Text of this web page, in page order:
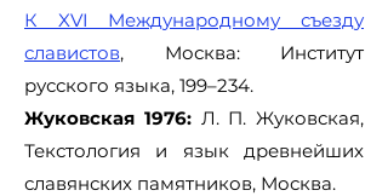
К XVI Международному съезду
славистов, Москва: Институт
русского языка, 199–234.
Жуковская 1976:Л. П. Жуковская,
Текстология и язык древнейших
славянских памятников, Москва.